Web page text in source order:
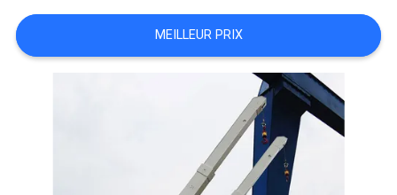
CONTRÔLE
DE
MEILLEUR PRIX